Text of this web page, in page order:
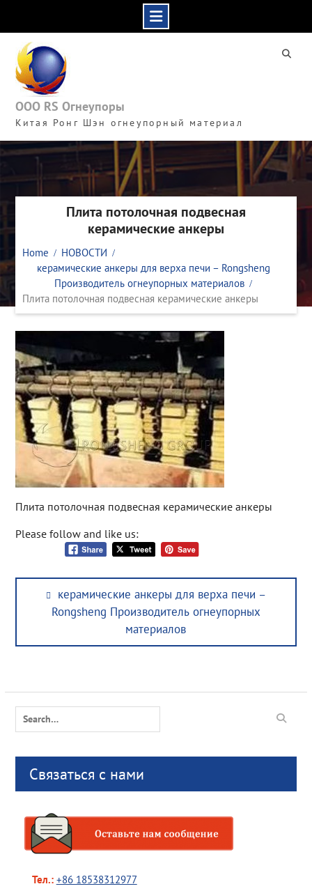
content
ООО RS Огнеупоры
Китая Ронг Шэн огнеупорный материал
Плита потолочная подвесная
керамические анкеры
Home
НОВОСТИ
керамические анкеры для верха печи – Rongsheng
Производитель огнеупорных материалов
Плита потолочная подвесная керамические анкеры
Плита потолочная подвесная керамические анкеры
Please follow and like us:
Post
navigation
Previous
post:
керамические анкеры для верха печи –
Rongsheng Производитель огнеупорных
материалов
Search
Связаться с нами
Тел.: +86 18538312977